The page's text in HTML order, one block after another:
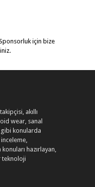
için bize
akıllı
wear, sanal
gibi konularda
hazırlayan,
teknoloji